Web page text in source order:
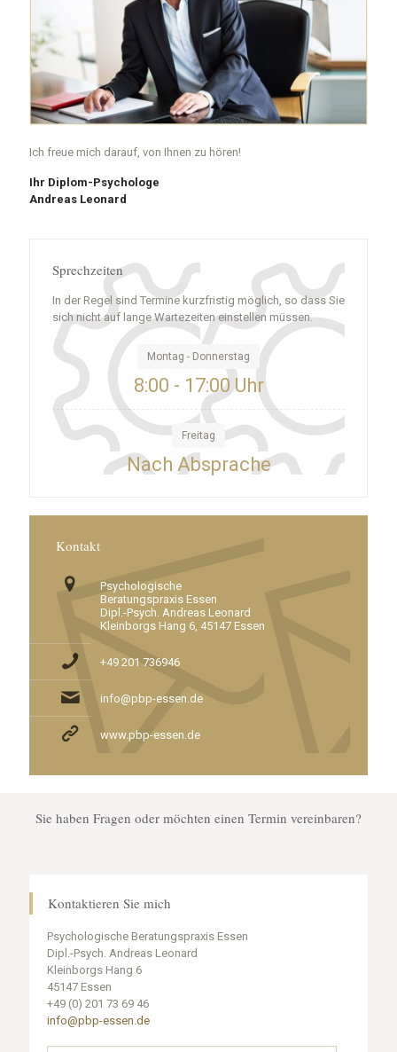
Ich freue mich darauf, von Ihnen zu hören!
Ihr Diplom-Psychologe
Andreas Leonard
Sprechzeiten
In der Regel sind Termine kurzfristig möglich, so dass Sie
sich nicht auf lange Wartezeiten einstellen müssen.
Montag - Donnerstag
8:00 - 17:00 Uhr
Freitag
Nach Absprache
Kontakt
Psychologische
Beratungspraxis Essen
Dipl.-Psych. Andreas Leonard
Kleinborgs Hang 6, 45147 Essen
+49 201 736946
info@pbp-essen.de
www.pbp-essen.de
Sie haben Fragen oder möchten einen Termin vereinbaren?
Kontaktieren Sie mich
Psychologische Beratungspraxis Essen
Dipl.-Psych. Andreas Leonard
Kleinborgs Hang 6
45147 Essen
+49 (0) 201 73 69 46
info@pbp-essen.de